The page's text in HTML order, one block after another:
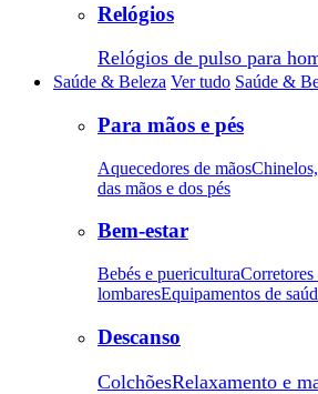
Relógios
Relógios de pulso para
Saúde & Beleza Ver tudo Saúde &
Para mãos e pés
Aquecedores de mãos
das mãos e dos pés
Bem-estar
Bebés e puericulturaCorretores
lombaresEquipamentos de
Descanso
ColchõesRelaxamento e